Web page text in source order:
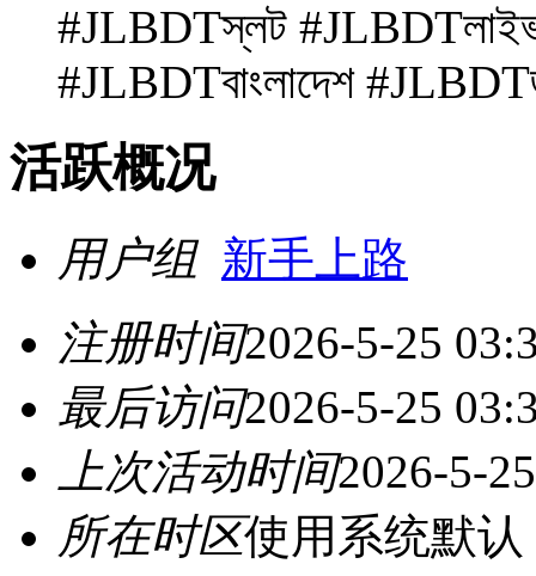
#JLBDTস্লট
#JLBDTবাংলাদেশ
活跃概况
用户组 新手上路
注册时间2026-5-25
最后访问2026-5-25
上次活动时间2026-5-
所在时区使用系统默认